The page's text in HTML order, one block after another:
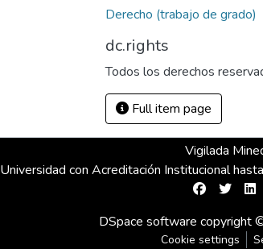
Derecho (trabajo de grado)
dc.rights
Todos los derechos
Full item page
Vigilada
Universidad con Acreditación Institucional
DSpace software copyright
Cookie settings